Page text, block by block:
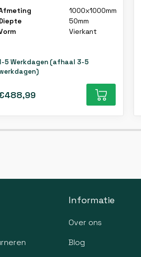
verwijderbare roosters,
1000x1000mm
50mm
Vierkant
5 Werkdagen (afhaal 3-5
Informatie
Over ons
Blog